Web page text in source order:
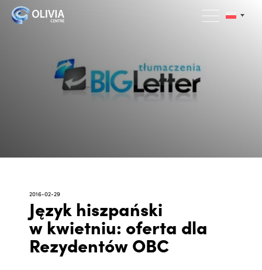
2016-02-29
Język hiszpański
w kwietniu: oferta dla
Rezydentów OBC